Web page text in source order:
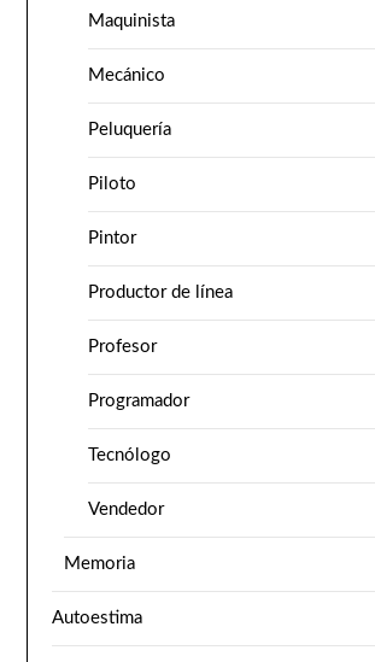
Maquinista
Mecánico
Peluquería
Piloto
Pintor
Productor de línea
Profesor
Programador
Tecnólogo
Vendedor
Memoria
Autoestima